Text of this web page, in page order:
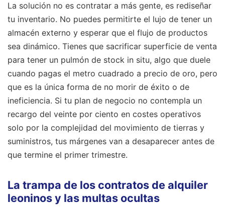
La solución no es contratar a más gente, es rediseñar
tu inventario. No puedes permitirte el lujo de tener un
almacén externo y esperar que el flujo de productos
sea dinámico. Tienes que sacrificar superficie de venta
para tener un pulmón de stock in situ, algo que duele
cuando pagas el metro cuadrado a precio de oro, pero
que es la única forma de no morir de éxito o de
ineficiencia. Si tu plan de negocio no contempla un
recargo del veinte por ciento en costes operativos
solo por la complejidad del movimiento de tierras y
suministros, tus márgenes van a desaparecer antes de
que termine el primer trimestre.
La trampa de los contratos de alquiler
leoninos y las multas ocultas